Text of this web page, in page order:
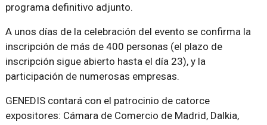
programa definitivo adjunto.
A unos días de la celebración del evento se confirma la
inscripción de más de 400 personas (el plazo de
inscripción sigue abierto hasta el día 23), y la
participación de numerosas empresas.
GENEDIS contará con el patrocinio de catorce
expositores: Cámara de Comercio de Madrid, Dalkia,